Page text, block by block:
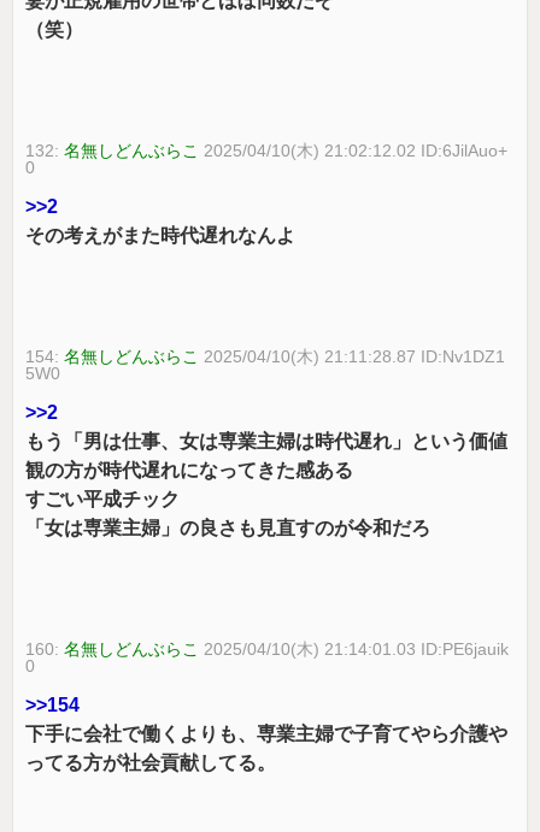
（笑）
132:名無しどんぶらこ 2025/04/10(木) 21:02:12.02 ID:6JilAuo+
0
>>2
その考えがまた時代遅れなんよ
154:名無しどんぶらこ 2025/04/10(木) 21:11:28.87 ID:Nv1DZ1
5W0
>>2
もう「男は仕事、女は専業主婦は時代遅れ」という価値
観の方が時代遅れになってきた感ある
すごい平成チック
「女は専業主婦」の良さも見直すのが令和だろ
160:名無しどんぶらこ 2025/04/10(木) 21:14:01.03 ID:PE6jauik
0
>>154
下手に会社で働くよりも、専業主婦で子育てやら介護や
ってる方が社会貢献してる。